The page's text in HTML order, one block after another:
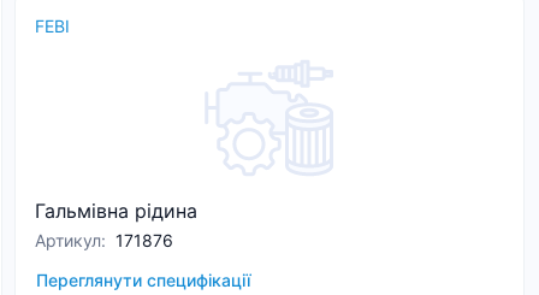
FEBI
Гальмівна рідина
Артикул: 171876
Переглянути специфікації